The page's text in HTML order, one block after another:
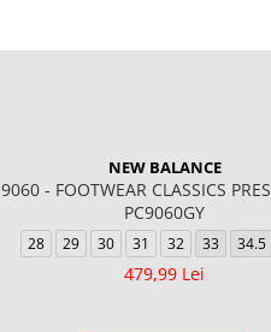
NEW BALANCE
9060 - FOOTWEAR CLASSICS
PC9060GY
28 29 30 31 32 33 34.5
479,99 Lei